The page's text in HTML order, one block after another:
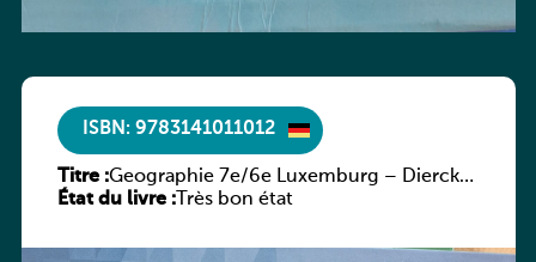
ISBN: 9783141011012
Titre :Geographie 7e/6e Luxemburg – Diercke
Praxis
État du livre :Très bon état